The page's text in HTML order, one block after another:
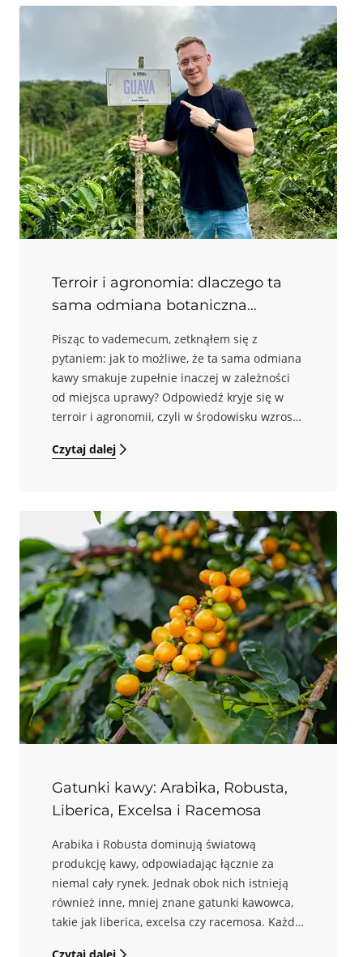
tym artykule wyjaśnię, co dzieje się z owocem
smak, omówię typowe defekty procesu i
doradzę, jak porównywać kawy z różnej
obróbki. Na koniec obalę popularny mit i
dorzucę ciekawostkę naukową o fermentacji.
Terroir i agronomia: dlaczego ta
sama odmiana botaniczna
Pisząc to vademecum, zetknąłem się z
pytaniem: jak to możliwe, że ta sama odmiana
kawy smakuje zupełnie inaczej w zależności
od miejsca uprawy? Odpowiedź kryje się w
terroir i agronomii, czyli w środowisku wzrostu
artykule opowiem o kluczowych czynnikach
sezonowość, świeżość zbioru vs. świeżość
palenia. W ostatniej z tych sekcji posłużę się
wynikami badań naukowych, które
przeprowadziliśmy w Hard Beans wspólnie z
Instytutem Ciężkiej Syntezy Organicznej Sieci
Badawczej Łukasiewicz, aby wyjaśnić, dlaczego
świeżość zielonego ziarna jest równie ważna
co data palenia.
Czytaj dalej
Gatunki kawy: Arabika, Robusta,
Liberica, Excelsa i Racemosa
Arabika i Robusta dominują światową
produkcję kawy, odpowiadając łącznie za
niemal cały rynek. Jednak obok nich istnieją
również inne, mniej znane gatunki kawowca,
takie jak liberica, excelsa czy racemosa. Każdy